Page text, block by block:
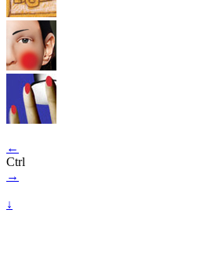
←
Ctrl
→
↓